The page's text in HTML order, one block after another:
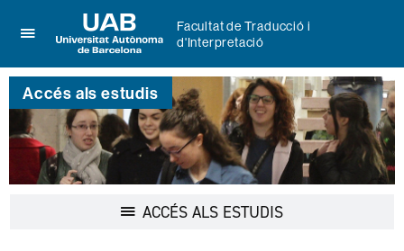
per
desplegar
el
menú
de
Facultat
de
Universitat
Autònoma
Barcelona
Facultat de Traducció i
d'Interpretació
Accés als estudis
ACCÉS ALS ESTUDIS